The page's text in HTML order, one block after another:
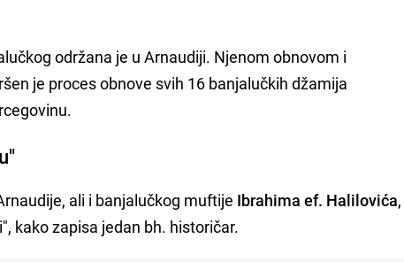
održana je u Arnaudiji. Njenom obnovom i
je proces obnove svih 16 banjalučkih džamija
ali i banjalučkog muftije Ibrahima ef. Halilovića,
kako zapisa jedan bh. historičar.